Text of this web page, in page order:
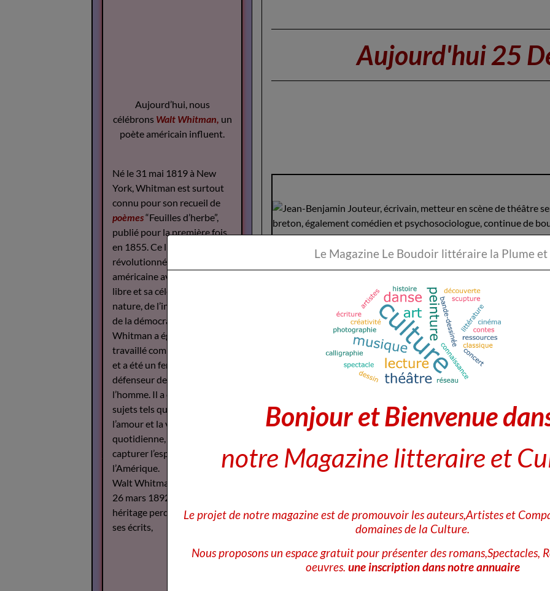
Aujourd'hui 25
breton, également comédien et psychosociologue, continue de
naviguent entre réalité et fiction. Son dernier livre, "La messagère
communauté littéraire le 2 juin 2023.
Julia Kerninon: La jeune auteure nantaise continue de
sur les femmes et les sentiments complexes. Son dernier ouvrage, "
femmes, explore l'expérience de la maternité et ses défis.
et expériences à l'étranger, Patrick Deville continue de publier
Son dernier livre, "Errances d'un pantouflard", a été finaliste du
2020.
: L'auteure continue d'explorer les
œuvres. Son dernier livre, "Une longue impatience", raconte
son fils après la Seconde Guerre mondiale.
: Après le succès de son premier roman,
Ces auteurs continuent de marquer la littérature bretonne avec
Aujourd’hui, nous
célébrons Walt Whitman, un
poète américain influent.
Né le 31 mai 1819 à New
York, Whitman est surtout
connu pour son recueil de
poèmes“Feuilles d’herbe”,
publié pour la première fois
en 1855. Ce livre a
révolutionné la poésie
américaine avec son style
libre et sa célébration de la
nature, de l’individualité et
de la démocratie.
Whitman a également
travaillé comme journaliste
et a été un fervent
défenseur des droits de
l’homme. Il a écrit sur des
sujets tels que la guerre,
l’amour et la vie
quotidienne, cherchant à
capturer l’esprit de
l’Amérique.
Walt Whitman est décédé le
26 mars 1892, mais son
héritage perdure à travers
ses écrits,
Le Magazine Le
Bonjour et Bienvenue
notre Magazine litteraire et
Le projet de notre magazine est de promouvoir les auteurs,Artistes et
domaines de la Culture.
Nous proposons un espace gratuit pour présenter des romans,Spectacles,
oeuvres. une inscription dans notre annuaire